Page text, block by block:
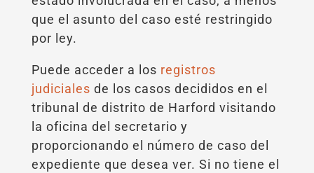
que el asunto del caso esté restringido
por ley.
Puede acceder a los registros
judiciales de los casos decididos en el
tribunal de distrito de Harford visitando
la oficina del secretario y
proporcionando el número de caso del
expediente que desea ver. Si no tiene el